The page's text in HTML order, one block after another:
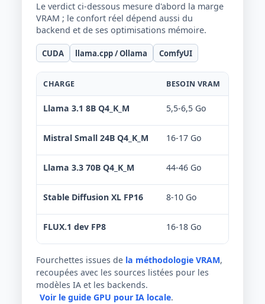
Le verdict ci-dessous mesure d'abord la marge
VRAM ; le confort réel dépend aussi du
backend et de ses optimisations mémoire.
CUDA llama.cpp / Ollama ComfyUI
CHARGE BESOIN VRAM
Llama 3.1 8B Q4_K_M 5,5-6,5 Go
Mistral Small 24B Q4_K_M 16-17 Go
Llama 3.3 70B Q4_K_M 44-46 Go
Stable Diffusion XL FP16 8-10 Go
FLUX.1 dev FP8 16-18 Go
Fourchettes issues de la méthodologie VRAM,
recoupées avec les sources listées pour les
modèles IA et les backends.
Voir le guide GPU pour IA locale.